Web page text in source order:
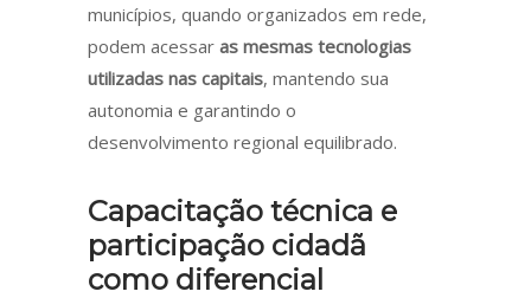
municípios, quando organizados em rede,
podem acessar as mesmas tecnologias
utilizadas nas capitais, mantendo sua
autonomia e garantindo o
desenvolvimento regional equilibrado.
Capacitação técnica e
participação cidadã
como diferencial